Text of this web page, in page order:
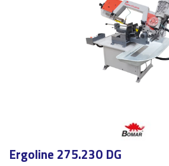
Ergoline 275.230 DG